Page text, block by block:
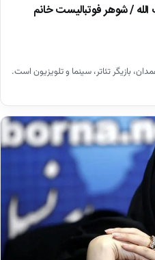
/ شوهر فوتبالیست خانم
متولد ۲۹ مرداد ۱۳۵۳ در همدان، بازیگر تئاتر، سینما و تلویزیون است.